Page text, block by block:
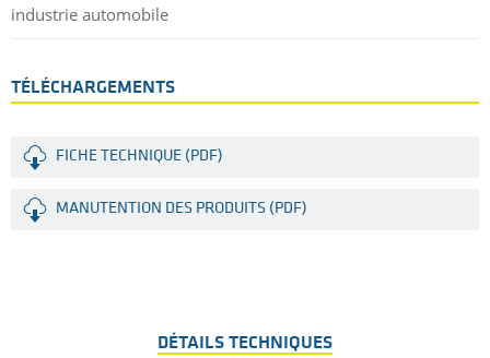
industrie automobile
TÉLÉCHARGEMENTS
FICHE TECHNIQUE (PDF)
MANUTENTION DES PRODUITS (PDF)
DÉTAILS TECHNIQUES